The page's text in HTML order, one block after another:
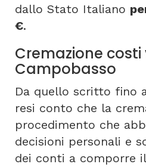
dallo Stato Italiano
€.
Cremazione
Campobasso
Da quello scritto fino
resi conto che la
procedimento che
decisioni personali e
dei conti a comporre il